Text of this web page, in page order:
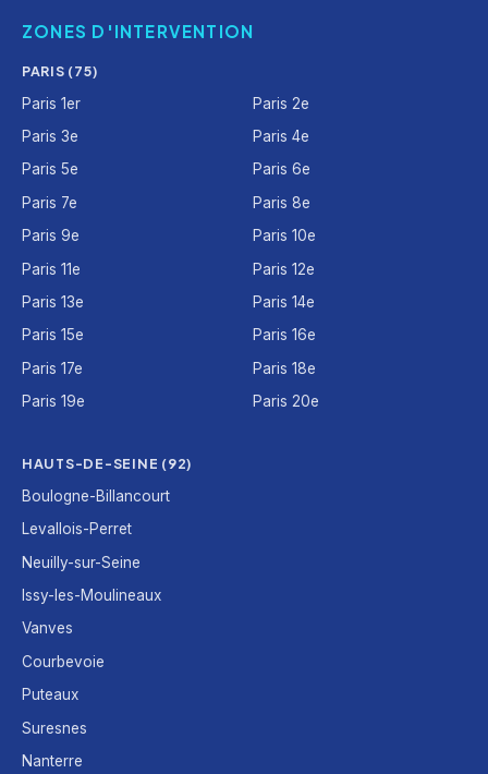
ZONES D'INTERVENTION
PARIS (75)
Paris 1er
Paris 2e
Paris 3e
Paris 4e
Paris 5e
Paris 6e
Paris 7e
Paris 8e
Paris 9e
Paris 10e
Paris 11e
Paris 12e
Paris 13e
Paris 14e
Paris 15e
Paris 16e
Paris 17e
Paris 18e
Paris 19e
Paris 20e
HAUTS-DE-SEINE (92)
Boulogne-Billancourt
Levallois-Perret
Neuilly-sur-Seine
Issy-les-Moulineaux
Vanves
Courbevoie
Puteaux
Suresnes
Nanterre